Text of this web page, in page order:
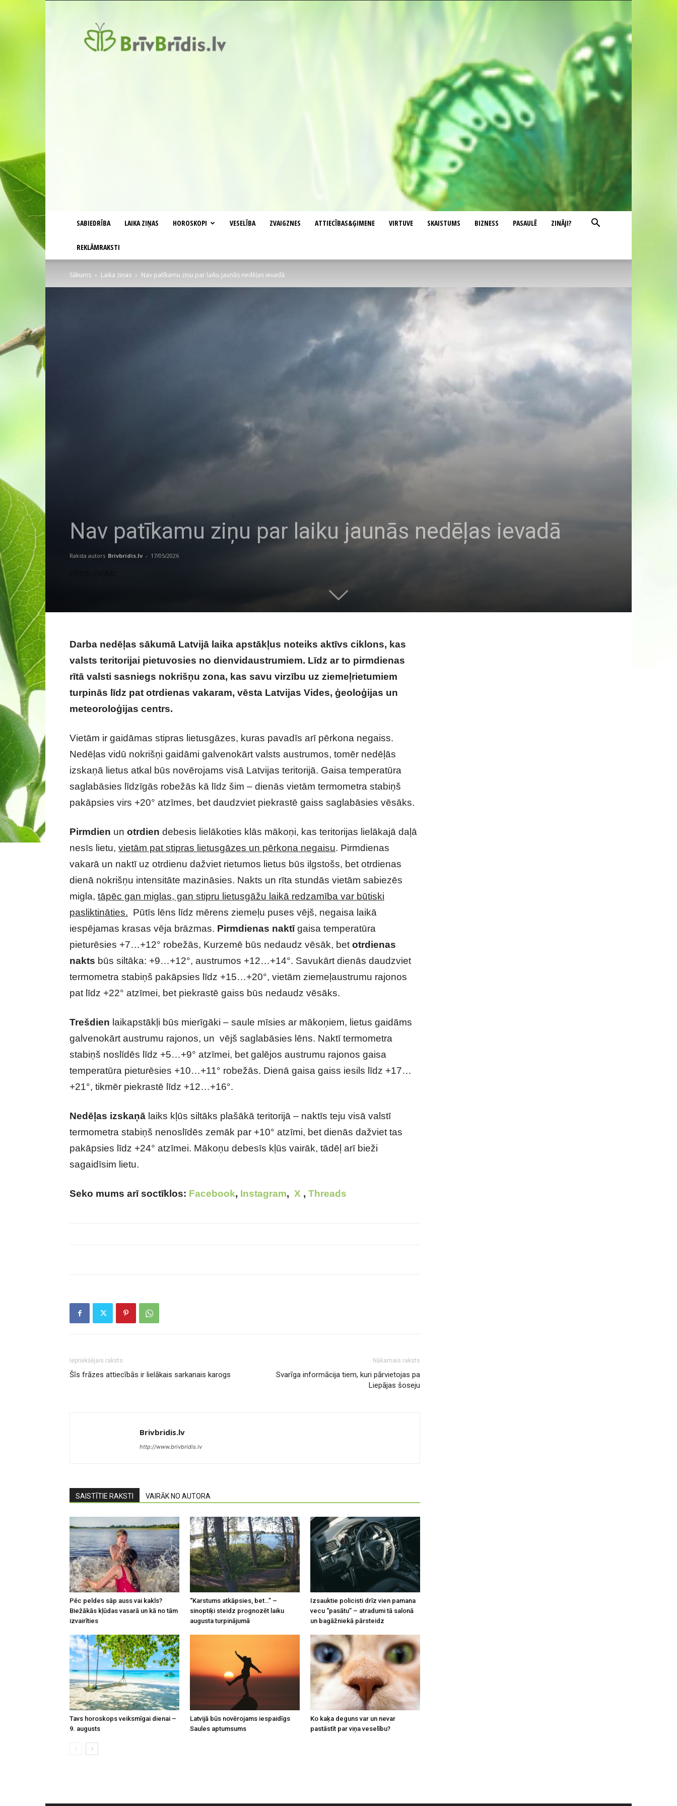
SABIEDRĪBA LAIKA ZIŅAS HOROSKOPI VESELĪBA ZVAIGZNES ATTIECĪBAS&ĢIMENE VIRTUVE SKAISTUMS BIZNESS PASAULĒ ZINĀJI?
REKLĀMRAKSTI
Sākums Laika ziņas Nav patīkamu ziņu par laiku jaunās nedēļas ievadā
Nav patīkamu ziņu par laiku jaunās nedēļas ievadā
Raksta autors Brivbridis.lv - 17/05/2026
Darba nedēļas sākumā Latvijā laika apstākļus noteiks aktīvs ciklons, kas
valsts teritorijai pietuvosies no dienvidaustrumiem. Līdz ar to pirmdienas
rītā valsti sasniegs nokrišņu zona, kas savu virzību uz ziemeļrietumiem
turpinās līdz pat otrdienas vakaram, vēsta Latvijas Vides, ģeoloģijas un
meteoroloģijas centrs.
Vietām ir gaidāmas stipras lietusgāzes, kuras pavadīs arī pērkona negaiss.
Nedēļas vidū nokrišņi gaidāmi galvenokārt valsts austrumos, tomēr nedēļās
izskaņā lietus atkal būs novērojams visā Latvijas teritorijā. Gaisa temperatūra
saglabāsies līdzīgās robežās kā līdz šim – dienās vietām termometra stabiņš
pakāpsies virs +20° atzīmes, bet daudzviet piekrastē gaiss saglabāsies vēsāks.
Pirmdien un otrdien debesis lielākoties klās mākoņi, kas teritorijas lielākajā daļā
nesīs lietu, vietām pat stipras lietusgāzes un pērkona negaisu. Pirmdienas
vakarā un naktī uz otrdienu dažviet rietumos lietus būs ilgstošs, bet otrdienas
dienā nokrišņu intensitāte mazināsies. Nakts un rīta stundās vietām sabiezēs
migla, tāpēc gan miglas, gan stipru lietusgāžu laikā redzamība var būtiski
pasliktināties. Pūtīs lēns līdz mērens ziemeļu puses vējš, negaisa laikā
iespējamas krasas vēja brāzmas. Pirmdienas naktīgaisa temperatūra
pieturēsies +7…+12° robežās, Kurzemē būs nedaudz vēsāk, bet otrdienas
nakts būs siltāka: +9…+12°, austrumos +12…+14°. Savukārt dienās daudzviet
termometra stabiņš pakāpsies līdz +15…+20°, vietām ziemeļaustrumu rajonos
pat līdz +22° atzīmei, bet piekrastē gaiss būs nedaudz vēsāks.
Trešdien laikapstākļi būs mierīgāki – saule mīsies ar mākoņiem, lietus gaidāms
galvenokārt austrumu rajonos, un vējš saglabāsies lēns. Naktī termometra
stabiņš noslīdēs līdz +5…+9° atzīmei, bet galējos austrumu rajonos gaisa
temperatūra pieturēsies +10…+11° robežās. Dienā gaisa gaiss iesils līdz +17…
+21°, tikmēr piekrastē līdz +12…+16°.
Nedēļas izskaņā laiks kļūs siltāks plašākā teritorijā – naktīs teju visā valstī
termometra stabiņš nenoslīdēs zemāk par +10° atzīmi, bet dienās dažviet tas
pakāpsies līdz +24° atzīmei. Mākoņu debesīs kļūs vairāk, tādēļ arī bieži
sagaidīsim lietu.
Seko mums arī soctīklos: Facebook, Instagram, X , Threads
Iepriekšējais raksts
Šīs frāzes attiecībās ir lielākais sarkanais karogs
Nākamais raksts
Svarīga informācija tiem, kuri pārvietojas pa
Liepājas šoseju
Brivbridis.lv
http://www.brivbridis.lv
SAISTĪTIE RAKSTI VAIRĀK NO AUTORA
Pēc peldes sāp auss vai kakls?
Biežākās kļūdas vasarā un kā no tām
izvairīties
“Karstums atkāpsies, bet…” –
sinoptiķi steidz prognozēt laiku
augusta turpinājumā
Izsauktie policisti drīz vien pamana
vecu “pasātu” – atradumi tā salonā
un bagāžniekā pārsteidz
Tavs horoskops veiksmīgai dienai –
9. augusts
Latvijā būs novērojams iespaidīgs
Saules aptumsums
Ko kaķa deguns var un nevar
pastāstīt par viņa veselību?